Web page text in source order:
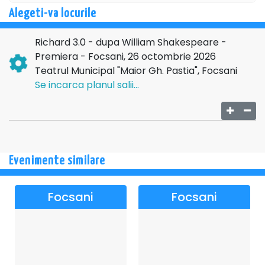
„Uau! Un spectacol puternic care te ajută să înțelegi
Prinzi curaj." (Răzvan P., București).
Distribuția:
Roxana Lupu
Mihai Munteniță
Ștefan Ruxanda
Alegeti-va locurile
Richard 3.0 - dupa William Shakespeare -
Premiera - Focsani, 26 octombrie 2026
Teatrul Municipal "Maior Gh. Pastia", Focsani
Se incarca planul salii...
Evenimente similare
Focsani Focsani